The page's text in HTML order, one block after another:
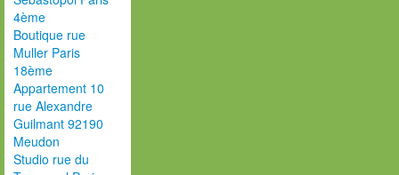
4ème
Boutique rue
Muller Paris
18ème
Appartement 10
rue Alexandre
Guilmant 92190
Meudon
Studio rue du